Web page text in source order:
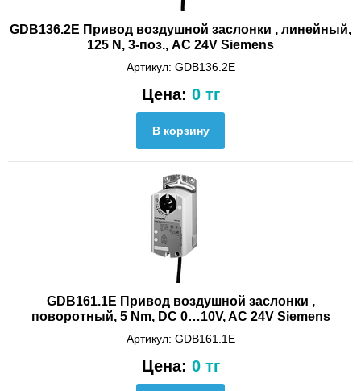
GDB136.2E Привод воздушной заслонки , линейный,
125 N, 3-поз., AC 24V Siemens
Артикул: GDB136.2E
Цена: 0 тг
GDB161.1E Привод воздушной заслонки ,
поворотный, 5 Nm, DС 0…10V, AC 24V Siemens
Артикул: GDB161.1E
Цена: 0 тг